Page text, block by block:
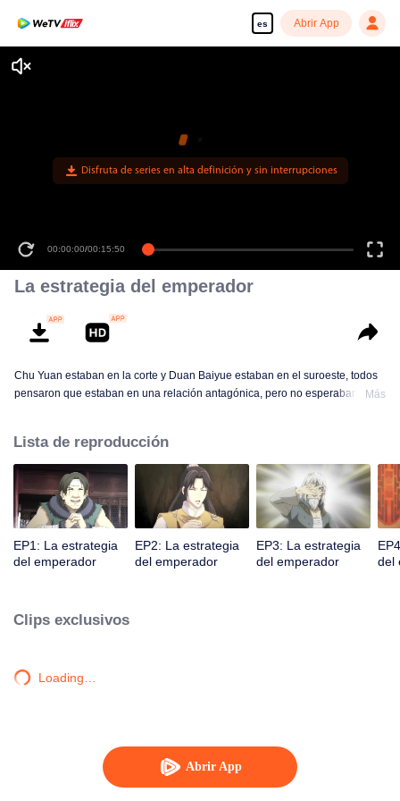
es Abrir App
Abrir App
Disfruta de series en alta definición y sin interrupciones
00:00:00/00:15:50
La estrategia del emperador
Chu Yuan estaban en la corte y Duan Baiyue estaban en el suroeste, todos
pensaron que estaban en una relación antagónica, pero no esperaban que
Más
Lista de reproducción
EP1: La estrategia
del emperador
EP2: La estrategia
del emperador
EP3: La estrategia
del emperador
del
Clips exclusivos
Loading…